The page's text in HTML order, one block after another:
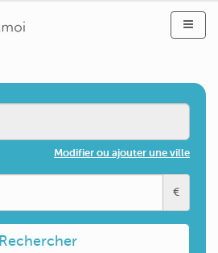
Modifier ou ajouter une ville
€
Rechercher